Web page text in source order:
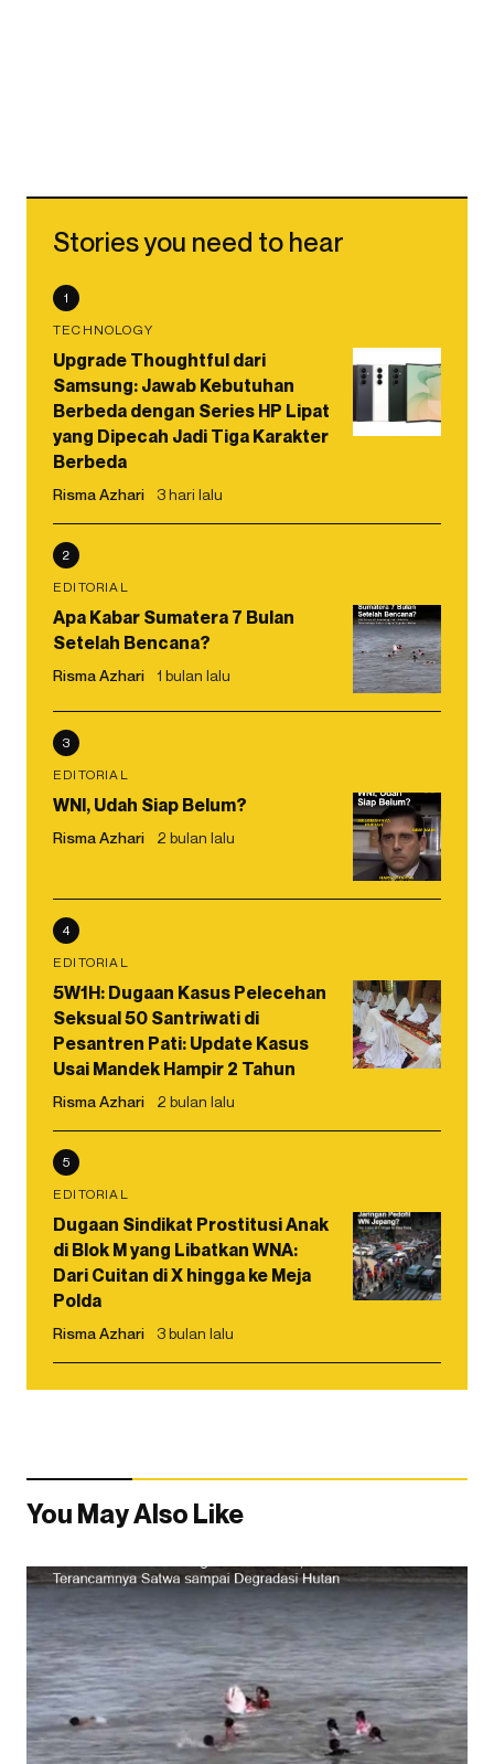
Stories you need to hear
1
TECHNOLOGY
Upgrade Thoughtful dari
Samsung: Jawab Kebutuhan
Berbeda dengan Series HP Lipat
yang Dipecah Jadi Tiga Karakter
Berbeda
Risma Azhari 3 hari lalu
2
EDITORIAL
Apa Kabar Sumatera 7 Bulan
Setelah Bencana?
Risma Azhari 1 bulan lalu
3
EDITORIAL
WNI, Udah Siap Belum?
Risma Azhari 2 bulan lalu
4
EDITORIAL
5W1H: Dugaan Kasus Pelecehan
Seksual 50 Santriwati di
Pesantren Pati: Update Kasus
Usai Mandek Hampir 2 Tahun
Risma Azhari 2 bulan lalu
5
EDITORIAL
Dugaan Sindikat Prostitusi Anak
di Blok M yang Libatkan WNA:
Dari Cuitan di X hingga ke Meja
Polda
Risma Azhari 3 bulan lalu
You May Also Like